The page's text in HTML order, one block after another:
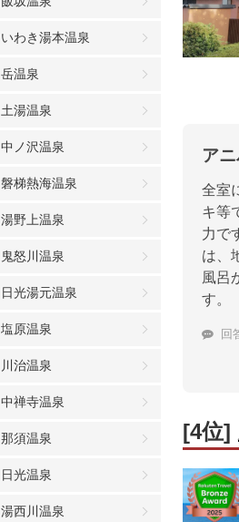
いわき湯本温泉
岳温泉
土湯温泉
中ノ沢温泉
磐梯熱海温泉
湯野上温泉
鬼怒川温泉
日光湯元温泉
塩原温泉
川治温泉
中禅寺温泉
那須温泉
日光温泉
湯西川温泉
ア
全室
キ等
力で
は、
風呂
す。
回
[4位]